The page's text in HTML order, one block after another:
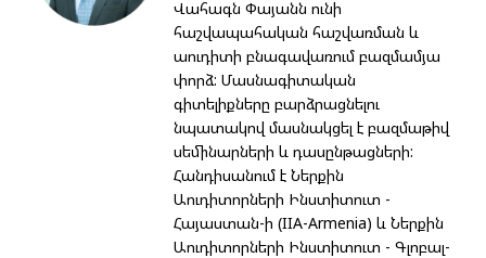
Վահագն Փայանն ունի
հաշվապահական հաշվառման և
աուդիտի բնագավառում բազմամյա
փորձ: Մասնագիտական
գիտելիքները բարձրացնելու
նպատակով մասնակցել է բազմաթիվ
սեմինարների և դասընթացների:
Հանդիսանում է Ներքին
Աուդիտորների Ինստիտուտ -
Հայաստան-ի (IIA-Armenia) և Ներքին
Աուդիտորների Ինստիտուտ - Գլոբալ-